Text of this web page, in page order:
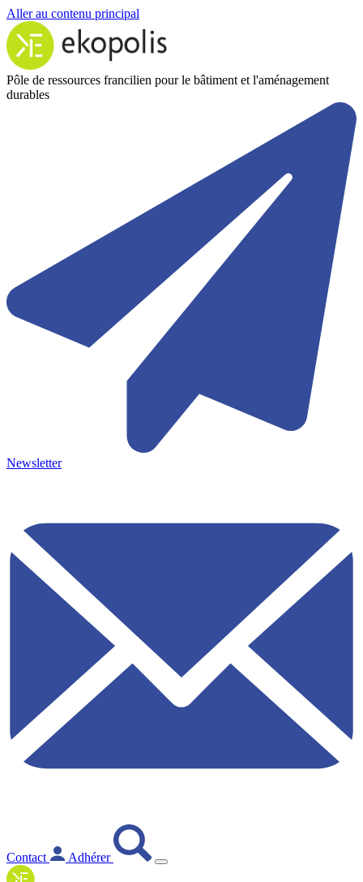
Aller au contenu principal
Pôle de ressources francilien pour le bâtiment et l'aménagement
durables
Newsletter
Contact Adhérer